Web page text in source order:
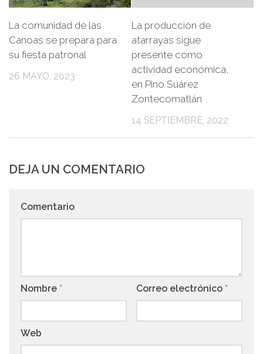
La comunidad de las
Canoas se prepara para
su fiesta patronal
26 MAYO, 2023
La producción de
atarrayas sigue
presente como
actividad económica,
en Pino Suárez
Zontecomatlán
14 SEPTIEMBRE, 2022
DEJA UN COMENTARIO
Comentario
Nombre * Correo electrónico *
Web